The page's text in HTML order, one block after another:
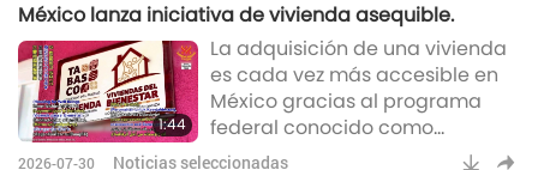
unas 200 personas-animales
atrapadas y a las que solo se
podía acceder mediante
breves visitas escoltadas por la
Guardia Civil— se mantuvieron
en la sierra de Gredos y fueron
México lanza iniciativa de vivienda asequible.
1:44
La adquisición de una vivienda
es cada vez más accesible en
México gracias al programa
federal conocido como
Vivienda para el Bienestar
2026-07-30 Noticias seleccionadas